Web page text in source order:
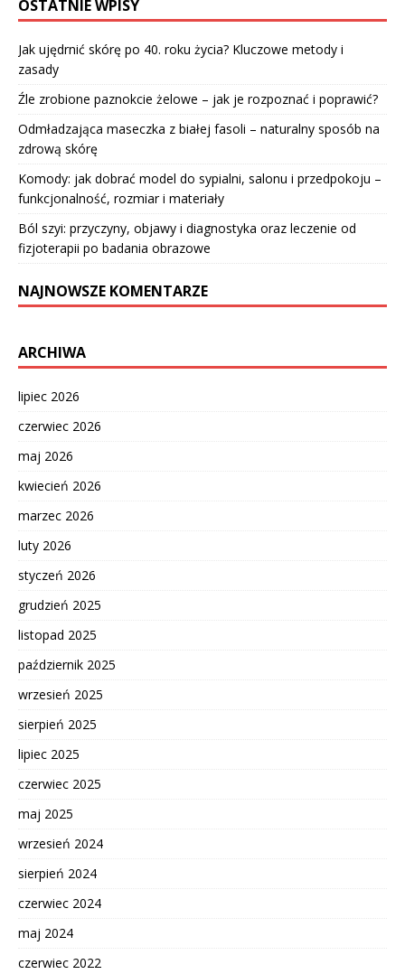
OSTATNIE WPISY
Jak ujędrnić skórę po 40. roku życia? Kluczowe metody i
zasady
Źle zrobione paznokcie żelowe – jak je rozpoznać i poprawić?
Odmładzająca maseczka z białej fasoli – naturalny sposób na
zdrową skórę
Komody: jak dobrać model do sypialni, salonu i przedpokoju –
funkcjonalność, rozmiar i materiały
Ból szyi: przyczyny, objawy i diagnostyka oraz leczenie od
fizjoterapii po badania obrazowe
NAJNOWSZE KOMENTARZE
ARCHIWA
lipiec 2026
czerwiec 2026
maj 2026
kwiecień 2026
marzec 2026
luty 2026
styczeń 2026
grudzień 2025
listopad 2025
październik 2025
wrzesień 2025
sierpień 2025
lipiec 2025
czerwiec 2025
maj 2025
wrzesień 2024
sierpień 2024
czerwiec 2024
maj 2024
czerwiec 2022